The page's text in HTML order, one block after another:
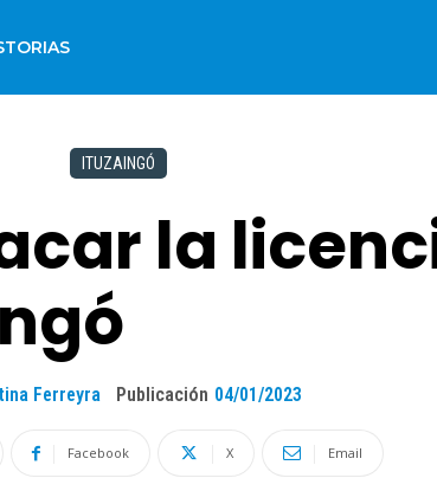
ITUZAINGÓ
la
Ferreyra Publicación 04/01/2023
Facebook X Email